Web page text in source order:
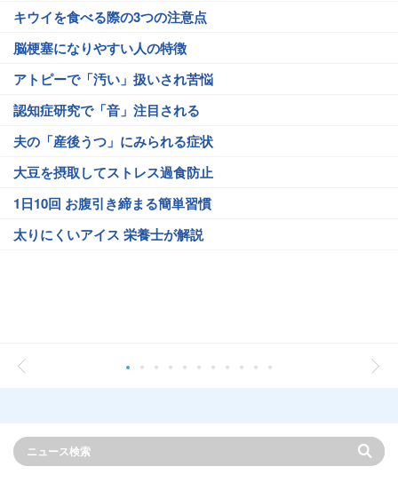
キウイを食べる際の3つの注意点
脳梗塞になりやすい人の特徴
アトピーで「汚い」扱いされ苦悩
認知症研究で「音」注目される
夫の「産後うつ」にみられる症状
大豆を摂取してストレス過食防止
1日10回 お腹引き締まる簡単習慣
太りにくいアイス 栄養士が解説